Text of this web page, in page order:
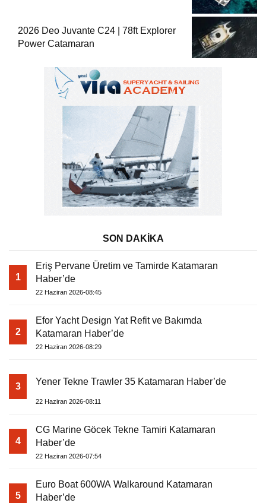
2026 Deo Juvante C24 | 78ft Explorer
Power Catamaran
SON DAKİKA
1
Eriş Pervane Üretim ve Tamirde Katamaran
Haber’de
22 Haziran 2026-08:45
2
Efor Yacht Design Yat Refit ve Bakımda
Katamaran Haber’de
22 Haziran 2026-08:29
3 Yener Tekne Trawler 35 Katamaran Haber’de
22 Haziran 2026-08:11
4
CG Marine Göcek Tekne Tamiri Katamaran
Haber’de
22 Haziran 2026-07:54
5
Euro Boat 600WA Walkaround Katamaran
Haber’de